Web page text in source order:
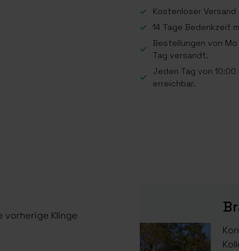
Kostenloser Versand
14 Tage Bedenkzeit
Bestellungen von Mo
Tag versandt.
Jeden Tag von
erreichbar.
vorherige Klinge